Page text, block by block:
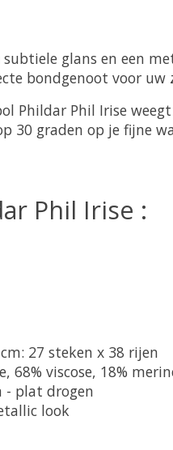
glans en een
bondgenoot voor uw
Phildar Phil Irise
30 graden op je fijne
Phil Irise :
27 steken x 38 rijen
68% viscose, 18%
- plat drogen
look